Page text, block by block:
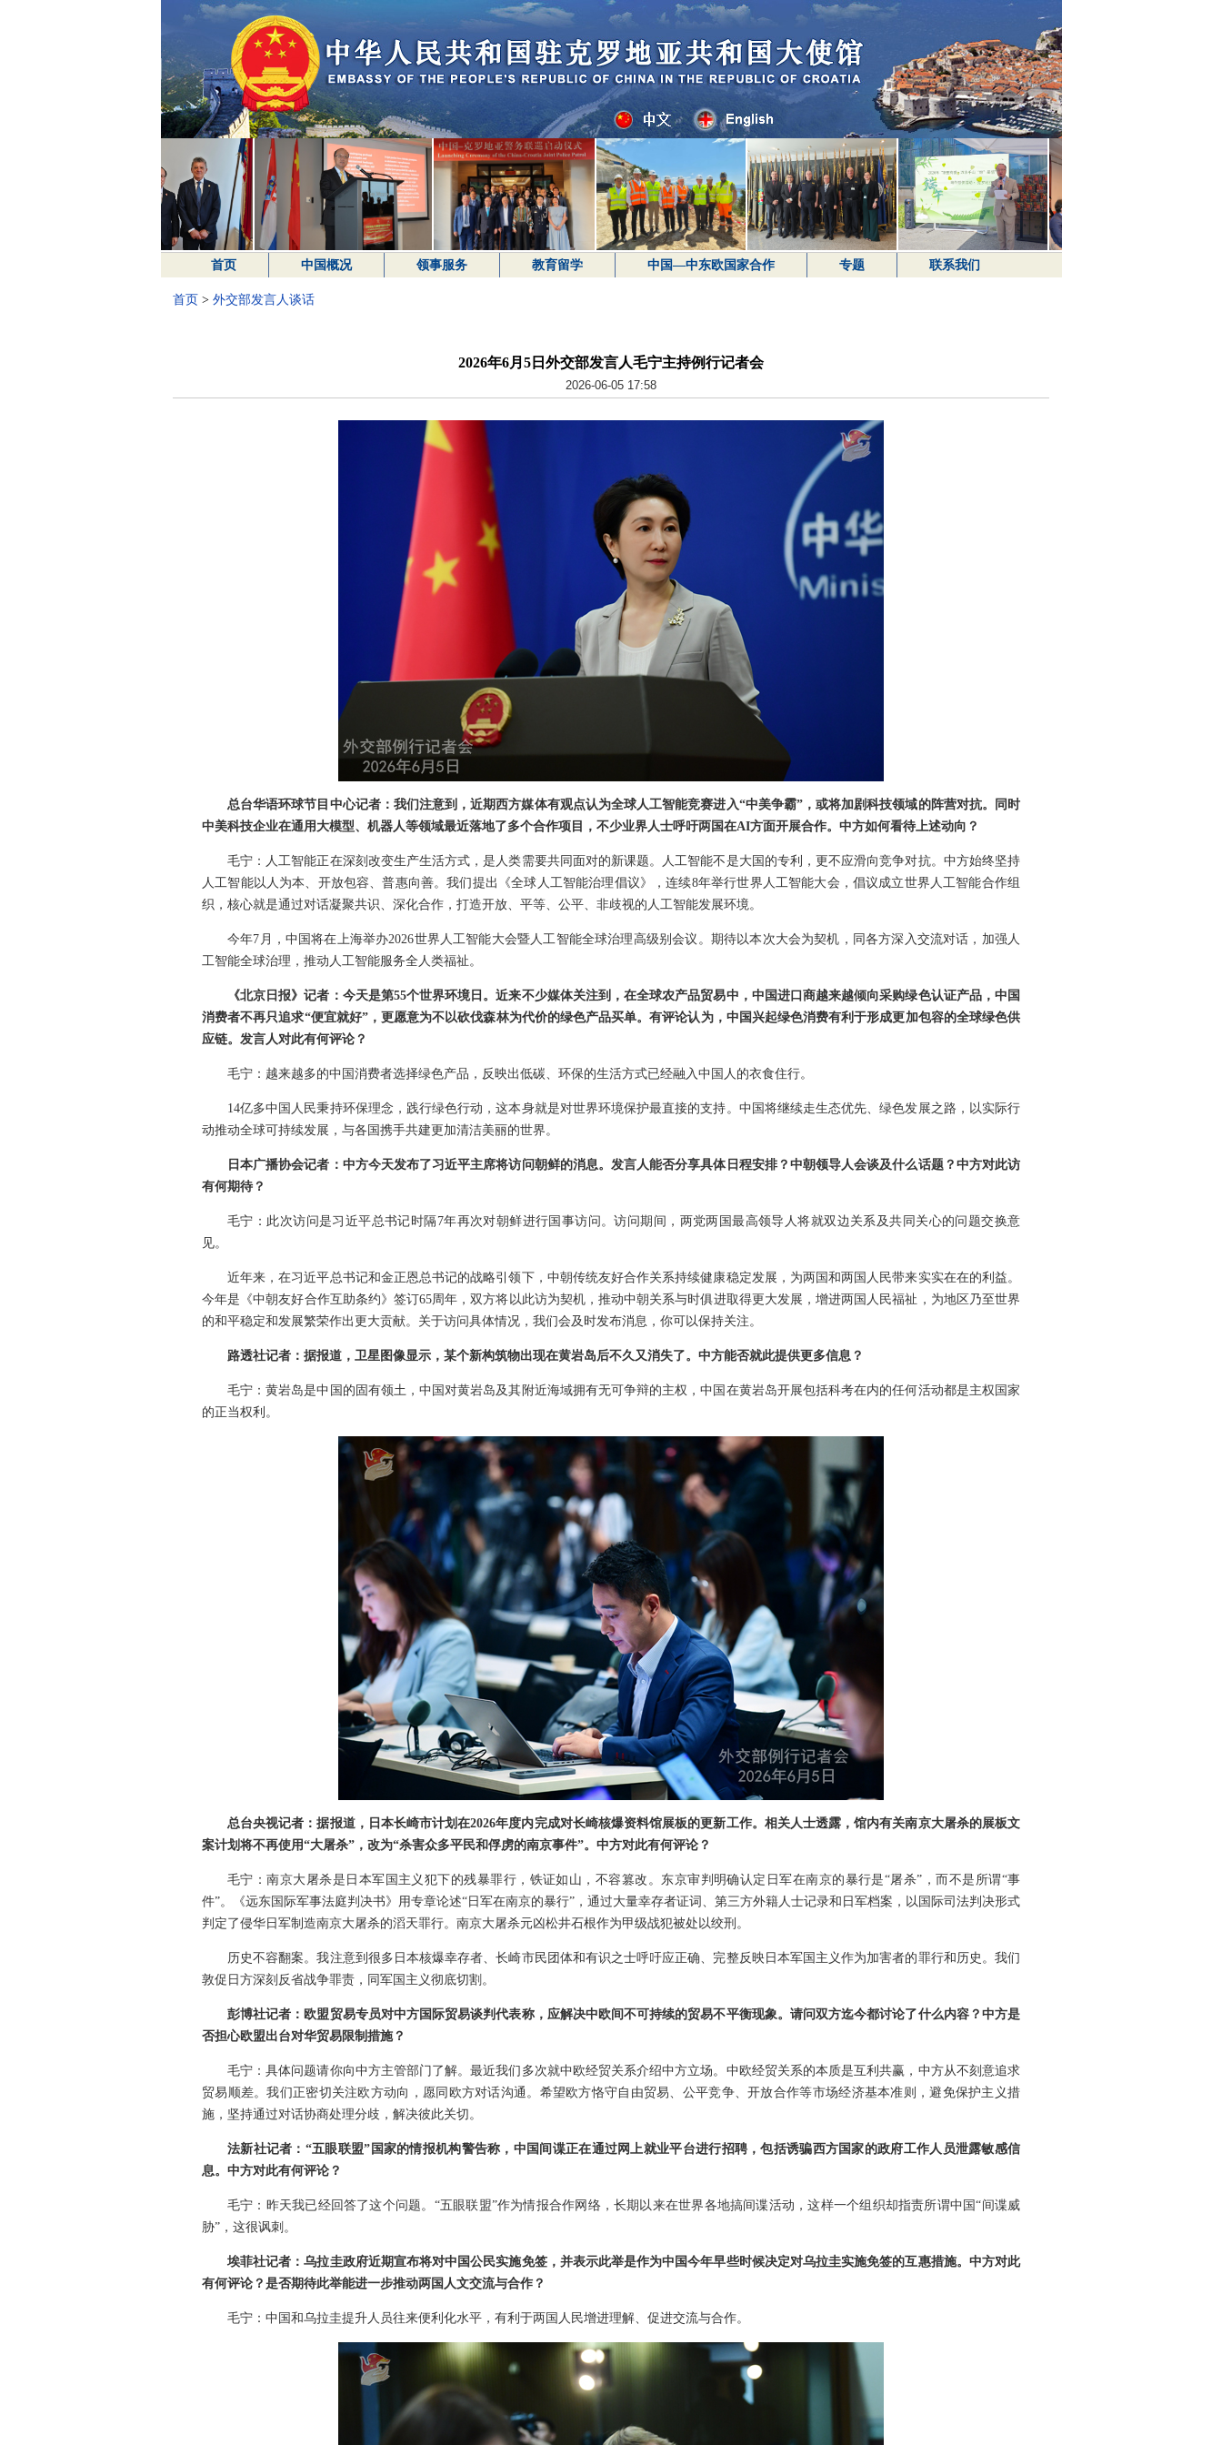
首页 中国概况 领事服务 教育留学 中国—中东欧国家合作 专题 联系我们
首页 > 外交部发言人谈话
2026年6月5日外交部发言人毛宁主持例行记者会
2026-06-05 17:58
总台华语环球节目中心记者：我们注意到，近期西方媒体有观点认为全球人工智能竞赛进入“中美争霸”，或将加剧科技领域的阵营对抗。同时
中美科技企业在通用大模型、机器人等领域最近落地了多个合作项目，不少业界人士呼吁两国在AI方面开展合作。中方如何看待上述动向？
毛宁：人工智能正在深刻改变生产生活方式，是人类需要共同面对的新课题。人工智能不是大国的专利，更不应滑向竞争对抗。中方始终坚持
人工智能以人为本、开放包容、普惠向善。我们提出《全球人工智能治理倡议》，连续8年举行世界人工智能大会，倡议成立世界人工智能合作组
织，核心就是通过对话凝聚共识、深化合作，打造开放、平等、公平、非歧视的人工智能发展环境。
今年7月，中国将在上海举办2026世界人工智能大会暨人工智能全球治理高级别会议。期待以本次大会为契机，同各方深入交流对话，加强人
工智能全球治理，推动人工智能服务全人类福祉。
《北京日报》记者：今天是第55个世界环境日。近来不少媒体关注到，在全球农产品贸易中，中国进口商越来越倾向采购绿色认证产品，中国
消费者不再只追求“便宜就好”，更愿意为不以砍伐森林为代价的绿色产品买单。有评论认为，中国兴起绿色消费有利于形成更加包容的全球绿色供
应链。发言人对此有何评论？
毛宁：越来越多的中国消费者选择绿色产品，反映出低碳、环保的生活方式已经融入中国人的衣食住行。
14亿多中国人民秉持环保理念，践行绿色行动，这本身就是对世界环境保护最直接的支持。中国将继续走生态优先、绿色发展之路，以实际行
动推动全球可持续发展，与各国携手共建更加清洁美丽的世界。
日本广播协会记者：中方今天发布了习近平主席将访问朝鲜的消息。发言人能否分享具体日程安排？中朝领导人会谈及什么话题？中方对此访
有何期待？
毛宁：此次访问是习近平总书记时隔7年再次对朝鲜进行国事访问。访问期间，两党两国最高领导人将就双边关系及共同关心的问题交换意
见。
近年来，在习近平总书记和金正恩总书记的战略引领下，中朝传统友好合作关系持续健康稳定发展，为两国和两国人民带来实实在在的利益。
今年是《中朝友好合作互助条约》签订65周年，双方将以此访为契机，推动中朝关系与时俱进取得更大发展，增进两国人民福祉，为地区乃至世界
的和平稳定和发展繁荣作出更大贡献。关于访问具体情况，我们会及时发布消息，你可以保持关注。
路透社记者：据报道，卫星图像显示，某个新构筑物出现在黄岩岛后不久又消失了。中方能否就此提供更多信息？
毛宁：黄岩岛是中国的固有领土，中国对黄岩岛及其附近海域拥有无可争辩的主权，中国在黄岩岛开展包括科考在内的任何活动都是主权国家
的正当权利。
总台央视记者：据报道，日本长崎市计划在2026年度内完成对长崎核爆资料馆展板的更新工作。相关人士透露，馆内有关南京大屠杀的展板文
案计划将不再使用“大屠杀”，改为“杀害众多平民和俘虏的南京事件”。中方对此有何评论？
毛宁：南京大屠杀是日本军国主义犯下的残暴罪行，铁证如山，不容篡改。东京审判明确认定日军在南京的暴行是“屠杀”，而不是所谓“事
件”。《远东国际军事法庭判决书》用专章论述“日军在南京的暴行”，通过大量幸存者证词、第三方外籍人士记录和日军档案，以国际司法判决形式
判定了侵华日军制造南京大屠杀的滔天罪行。南京大屠杀元凶松井石根作为甲级战犯被处以绞刑。
历史不容翻案。我注意到很多日本核爆幸存者、长崎市民团体和有识之士呼吁应正确、完整反映日本军国主义作为加害者的罪行和历史。我们
敦促日方深刻反省战争罪责，同军国主义彻底切割。
彭博社记者：欧盟贸易专员对中方国际贸易谈判代表称，应解决中欧间不可持续的贸易不平衡现象。请问双方迄今都讨论了什么内容？中方是
否担心欧盟出台对华贸易限制措施？
毛宁：具体问题请你向中方主管部门了解。最近我们多次就中欧经贸关系介绍中方立场。中欧经贸关系的本质是互利共赢，中方从不刻意追求
贸易顺差。我们正密切关注欧方动向，愿同欧方对话沟通。希望欧方恪守自由贸易、公平竞争、开放合作等市场经济基本准则，避免保护主义措
施，坚持通过对话协商处理分歧，解决彼此关切。
法新社记者：“五眼联盟”国家的情报机构警告称，中国间谍正在通过网上就业平台进行招聘，包括诱骗西方国家的政府工作人员泄露敏感信
息。中方对此有何评论？
毛宁：昨天我已经回答了这个问题。“五眼联盟”作为情报合作网络，长期以来在世界各地搞间谍活动，这样一个组织却指责所谓中国“间谍威
胁”，这很讽刺。
埃菲社记者：乌拉圭政府近期宣布将对中国公民实施免签，并表示此举是作为中国今年早些时候决定对乌拉圭实施免签的互惠措施。中方对此
有何评论？是否期待此举能进一步推动两国人文交流与合作？
毛宁：中国和乌拉圭提升人员往来便利化水平，有利于两国人民增进理解、促进交流与合作。